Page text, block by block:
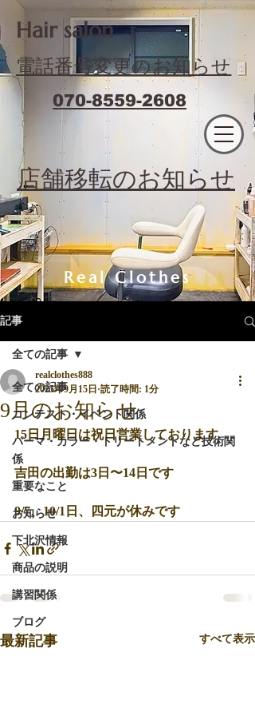
​Hair salon
電話番号変更のお知らせ
070-8559-2608
​店舗移転のお知らせ
Real Clothes
記事
全ての記事
コンテスト・イベント関係
パーマ・カラー・トリートメントなど技術関
係
重要なこと
お知らせ
下北沢情報
商品の説明
講習関係
ブログ
全ての記事
9月のお知らせ
realclothes888
2025年9月15日 読了時間: 1分
15日月曜日は祝日営業しております
吉田の出勤は3日〜14日です
9/7、10/1日、四元が休みです
最新記事 すべて表示